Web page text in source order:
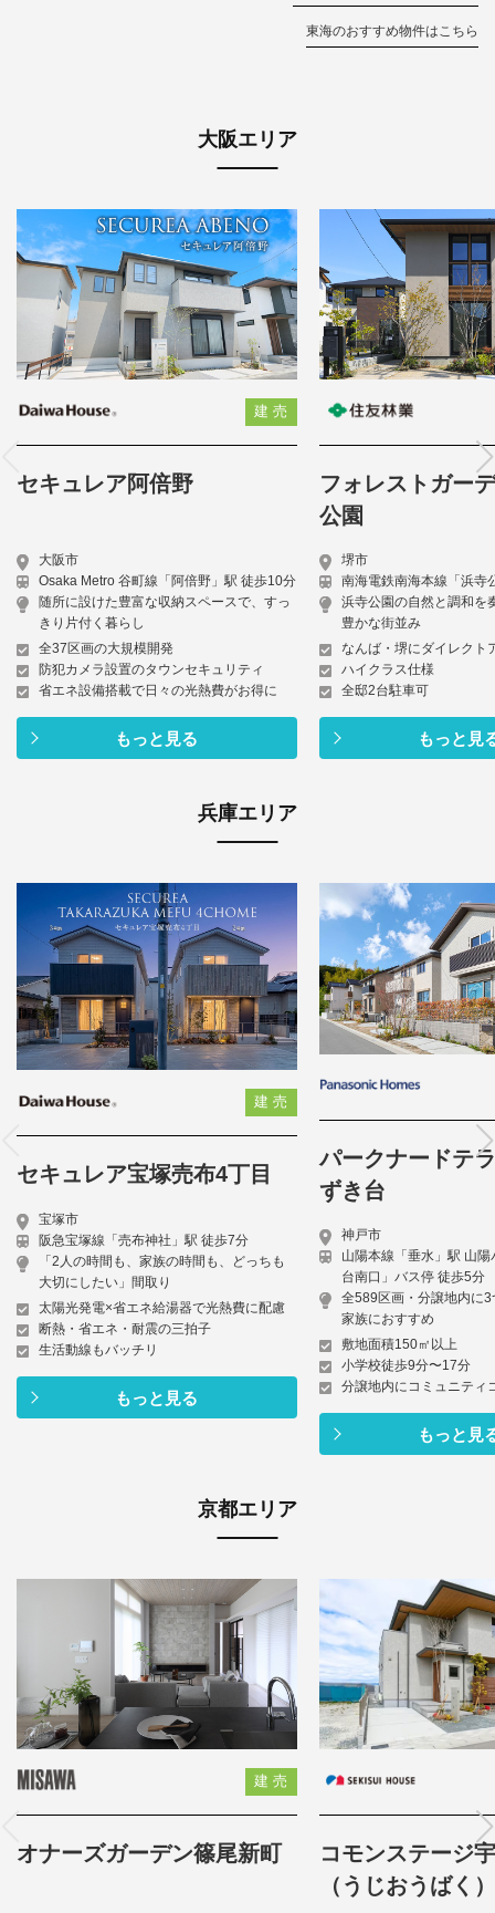
東海のおすすめ物件はこちら
大阪エリア
建 売
セキュレア阿倍野
大阪市
Osaka Metro 谷町線「阿倍野」駅 徒歩10分
随所に設けた豊富な収納スペースで、すっ
きり片付く暮らし
全37区画の大規模開発
防犯カメラ設置のタウンセキュリティ
省エネ設備搭載で日々の光熱費がお得に
もっと見る
フォレストガー
公園
堺市
南海電鉄南海本線「浜寺
浜寺公園の自然と調和を
豊かな街並み
なんば・堺にダイレクト
ハイクラス仕様
全邸2台駐車可
もっと見
兵庫エリア
建 売
セキュレア宝塚売布4丁目
宝塚市
阪急宝塚線「売布神社」駅 徒歩7分
「2人の時間も、家族の時間も、どっちも
大切にしたい」間取り
太陽光発電×省エネ給湯器で光熱費に配慮
断熱・省エネ・耐震の三拍子
生活動線もバッチリ
もっと見る
パークナードテ
ずき台
神戸市
山陽本線「垂水」駅 山
台南口」バス停 徒歩5分
全589区画・分譲地内に
家族におすすめ
敷地面積150㎡以上
小学校徒歩9分〜17分
分譲地内にコミュニティ
もっと見
京都エリア
建 売
オナーズガーデン篠尾新町
コモンステージ
（うじおうばく）